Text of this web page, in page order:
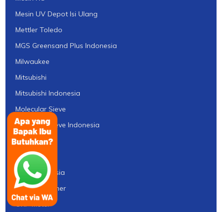
Mesin UV Depot Isi Ulang
Mettler Toledo
MGS Greensand Plus Indonesia
Milwaukee
Mitsubishi
Mitsubishi Indonesia
Molecular Sieve
Molecular Sieve Indonesia
Nanofiltrasi
Norit
Norit Indonesia
Nozzle Strainer
ORP Meter